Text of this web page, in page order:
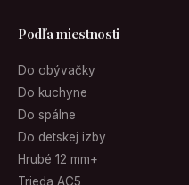
Podľa miestnosti
Do obývačky
Do kuchyne
Do spálne
Do detskej izby
Hrubé 12 mm+
Trieda AC5